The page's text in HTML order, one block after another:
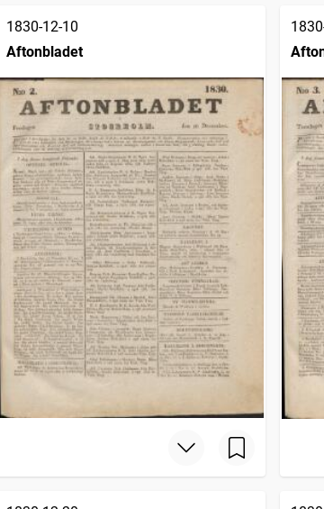
1830-12-10
Aftonbladet